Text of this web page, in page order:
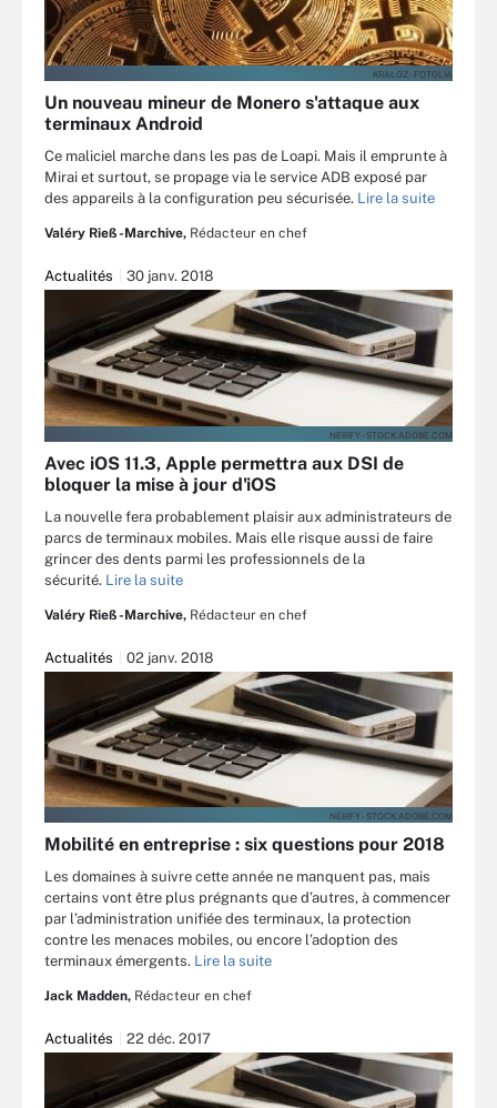
KRALOZ - FOTOLIA
Un nouveau mineur de Monero s'attaque aux
terminaux Android
Ce maliciel marche dans les pas de Loapi. Mais il emprunte à
Mirai et surtout, se propage via le service ADB exposé par
des appareils à la configuration peu sécurisée. Lire la suite
Valéry Rieß-Marchive, Rédacteur en chef
Actualités 30 janv. 2018
NEIRFY - STOCK.ADOBE.COM
Avec iOS 11.3, Apple permettra aux DSI de
bloquer la mise à jour d'iOS
La nouvelle fera probablement plaisir aux administrateurs de
parcs de terminaux mobiles. Mais elle risque aussi de faire
grincer des dents parmi les professionnels de la
sécurité. Lire la suite
Valéry Rieß-Marchive, Rédacteur en chef
Actualités 02 janv. 2018
NEIRFY - STOCK.ADOBE.COM
Mobilité en entreprise : six questions pour 2018
Les domaines à suivre cette année ne manquent pas, mais
certains vont être plus prégnants que d’autres, à commencer
par l’administration unifiée des terminaux, la protection
contre les menaces mobiles, ou encore l’adoption des
terminaux émergents. Lire la suite
Jack Madden, Rédacteur en chef
Actualités 22 déc. 2017